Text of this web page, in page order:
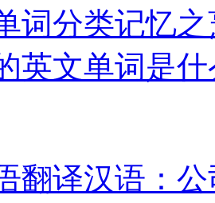
词分类记忆
英文单词是
翻译汉语：